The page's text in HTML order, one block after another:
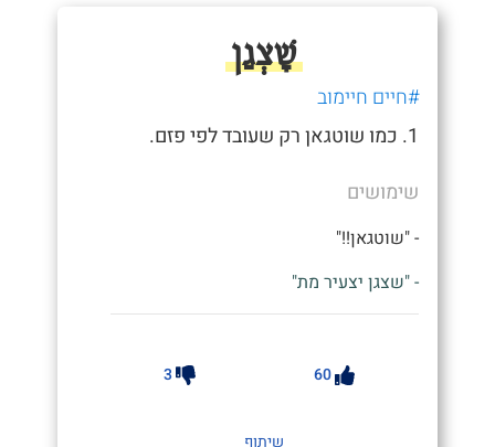
שָׁצְגַן
#חיים חיימוב
1. כמו שוטגאן רק שעובד לפי פזם.
שימושים
- "שוטגאן!!"
- "שצגן יצעיר מת"
60
3
שיתוף